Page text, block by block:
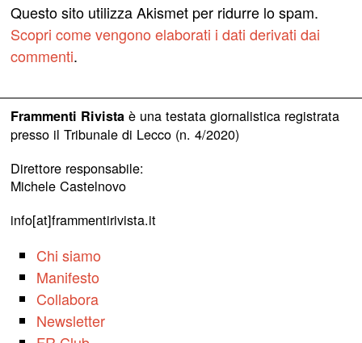
Questo sito utilizza Akismet per ridurre lo spam.
Scopri come vengono elaborati i dati derivati dai
commenti.
Frammenti Rivistaè una testata giornalistica registrata
presso il Tribunale di Lecco (n. 4/2020)
Direttore responsabile:
Michele Castelnovo
info[at]frammentirivista.it
Chi siamo
Manifesto
Collabora
Newsletter